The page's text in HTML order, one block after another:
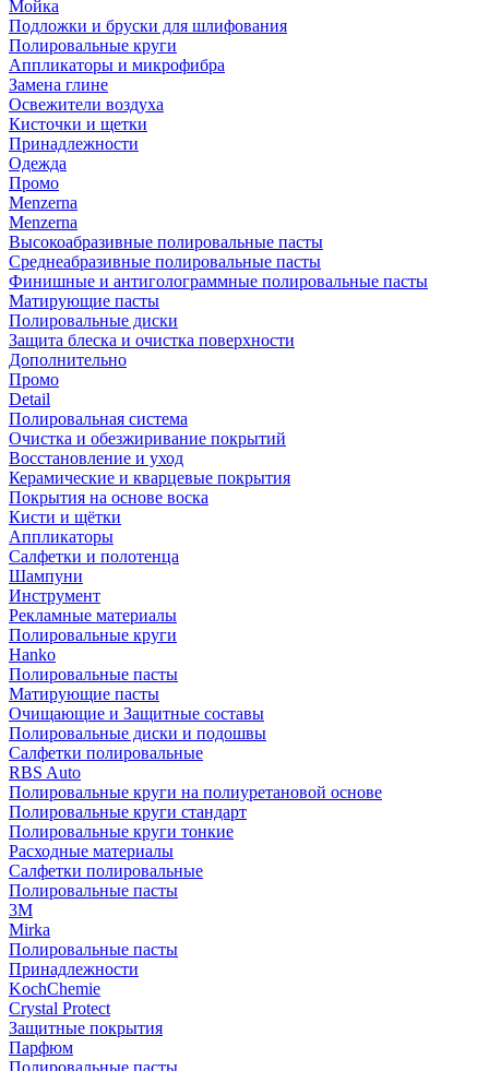
Мойка
Подложки и бруски для шлифования
Полировальные круги
Аппликаторы и микрофибра
Замена глине
Освежители воздуха
Кисточки и щетки
Принадлежности
Одежда
Промо
Menzerna
Menzerna
Высокоабразивные полировальные пасты
Среднеабразивные полировальные пасты
Финишные и антиголограммные полировальные пасты
Матирующие пасты
Полировальные диски
Защита блеска и очистка поверхности
Дополнительно
Промо
Detail
Полировальная система
Очистка и обезжиривание покрытий
Восстановление и уход
Керамические и кварцевые покрытия
Покрытия на основе воска
Кисти и щётки
Аппликаторы
Салфетки и полотенца
Шампуни
Инструмент
Рекламные материалы
Полировальные круги
Hanko
Полировальные пасты
Матирующие пасты
Очищающие и Защитные составы
Полировальные диски и подошвы
Салфетки полировальные
RBS Auto
Полировальные круги на полиуретановой основе
Полировальные круги стандарт
Полировальные круги тонкие
Расходные материалы
Салфетки полировальные
Полировальные пасты
3М
Mirka
Полировальные пасты
Принадлежности
KochChemie
Crystal Protect
Защитные покрытия
Парфюм
Полировальные пасты